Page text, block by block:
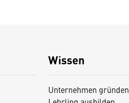
Wissen
Unternehmen gründen